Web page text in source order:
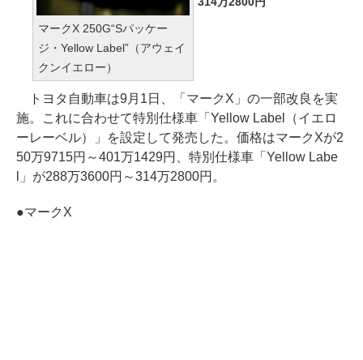
マークX 250G“Sパッケー
ジ・Yellow Label”（アウェイ
クンイエロー）
トヨタ自動車は9月1日、「マークX」の一部改良を実
施。これに合わせて特別仕様車「Yellow Label（イエロ
ーレーベル）」を設定して発売した。価格はマークXが2
50万9715円～401万1429円、特別仕様車「Yellow Labe
l」が288万3600円～314万2800円。
●マークX